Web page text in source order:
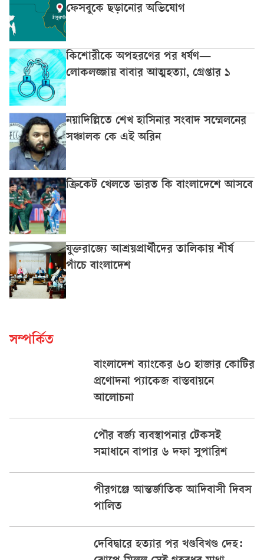
ফেসবুকে ছড়ানোর অভিযোগ
কিশোরীকে অপহরণের পর ধর্ষণ—
লোকলজ্জায় বাবার আত্মহত্যা, গ্রেপ্তার ১
নয়াদিল্লিতে শেখ হাসিনার সংবাদ সম্মেলনের
সঞ্চালক কে এই অরিন
ক্রিকেট খেলতে ভারত কি বাংলাদেশে আসবে
যুক্তরাজ্যে আশ্রয়প্রার্থীদের তালিকায় শীর্ষ
পাঁচে বাংলাদেশ
সম্পর্কিত
বাংলাদেশ ব্যাংকের ৬০ হাজার কোটির
প্রণোদনা প্যাকেজ বাস্তবায়নে
আলোচনা
পৌর বর্জ্য ব্যবস্থাপনার টেকসই
সমাধানে বাপার ৬ দফা সুপারিশ
পীরগঞ্জে আন্তর্জাতিক আদিবাসী দিবস
পালিত
দেবিদ্বারে হত্যার পর খণ্ডবিখণ্ড দেহ: